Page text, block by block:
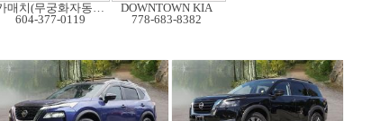
카매치(무궁화자동차)
604-377-0119
DOWNTOWN KIA
778-683-8382